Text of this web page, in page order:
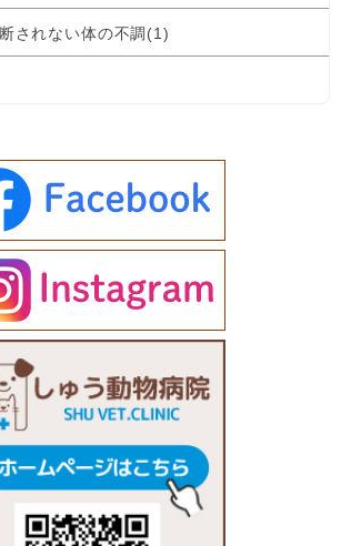
されない体の不調(1)